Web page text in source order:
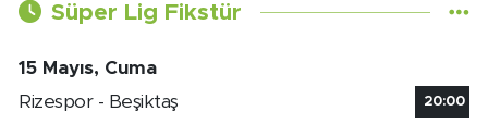
Süper Lig Fikstür
15 Mayıs, Cuma
Rizespor - Beşiktaş
20:00